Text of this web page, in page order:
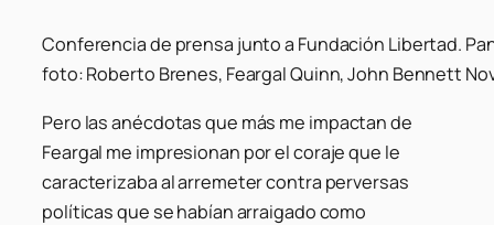
Conferencia de prensa junto a Fundación Libertad.
foto: Roberto Brenes, Feargal Quinn, John Bennett
Pero las anécdotas que más me impactan de
Feargal me impresionan por el coraje que le
caracterizaba al arremeter contra perversas
políticas que se habían arraigado como